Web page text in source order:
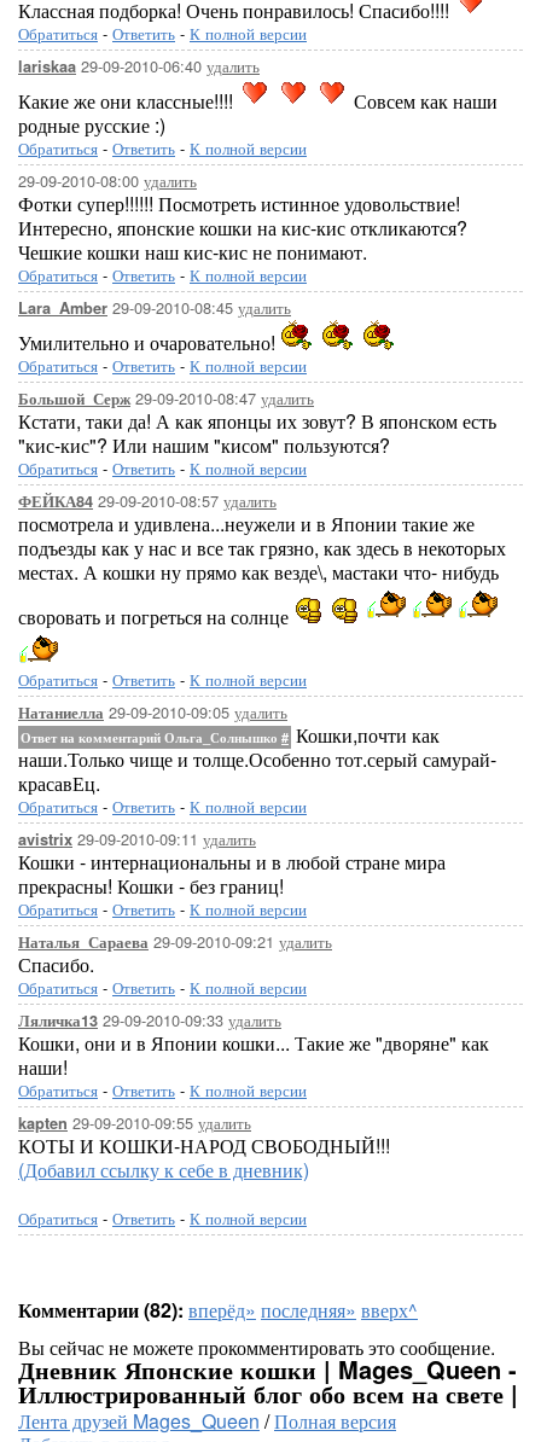
Классная подборка! Очень понравилось! Спасибо!!!!
Обратиться - Ответить - К полной версии
lariskaa 29-09-2010-06:40 удалить
Какие же они классные!!!!
Совсем как наши
родные русские :)
Обратиться - Ответить - К полной версии
29-09-2010-08:00 удалить
Фотки супер!!!!!! Посмотреть истинное удовольствие!
Интересно, японские кошки на кис-кис откликаются?
Чешкие кошки наш кис-кис не понимают.
Обратиться - Ответить - К полной версии
Lara_Amber 29-09-2010-08:45 удалить
Умилительно и очаровательно!
Обратиться - Ответить - К полной версии
Большой_Серж29-09-2010-08:47 удалить
Кстати, таки да! А как японцы их зовут? В японском есть
"кис-кис"? Или нашим "кисом" пользуются?
Обратиться - Ответить - К полной версии
ФЕЙКА84 29-09-2010-08:57 удалить
посмотрела и удивлена...неужели и в Японии такие же
подъезды как у нас и все так грязно, как здесь в некоторых
местах. А кошки ну прямо как везде\, мастаки что- нибудь
своровать и погреться на солнце
Обратиться - Ответить - К полной версии
Натаниелла 29-09-2010-09:05 удалить
Ответ на комментарий Ольга_Солнышко # Кошки,почти как
наши.Только чище и толще.Особенно тот.серый самурай-
красавЕц.
Обратиться - Ответить - К полной версии
avistrix 29-09-2010-09:11 удалить
Кошки - интернациональны и в любой стране мира
прекрасны! Кошки - без границ!
Обратиться - Ответить - К полной версии
Наталья_Сараева 29-09-2010-09:21 удалить
Спасибо.
Обратиться - Ответить - К полной версии
Ляличка13 29-09-2010-09:33 удалить
Кошки, они и в Японии кошки... Такие же "дворяне" как
наши!
Обратиться - Ответить - К полной версии
kapten 29-09-2010-09:55 удалить
КОТЫ И КОШКИ-НАРОД СВОБОДНЫЙ!!!
(Добавил ссылку к себе в дневник)
Обратиться - Ответить - К полной версии
Комментарии (82): вперёд» последняя» вверх^
Вы сейчас не можете прокомментировать это сообщение.
Дневник Японские кошки | Mages_Queen -
Иллюстрированный блог обо всем на свете |
Лента друзей Mages_Queen /Полная версия